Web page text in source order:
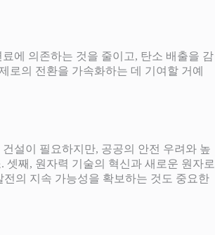
에 의존하는 것을 줄이고, 탄소 배출을 감
로의 전환을 가속화하는 데 기여할 거예
설이 필요하지만, 공공의 안전 우려와 높
째, 원자력 기술의 혁신과 새로운 원자로
의 지속 가능성을 확보하는 것도 중요한